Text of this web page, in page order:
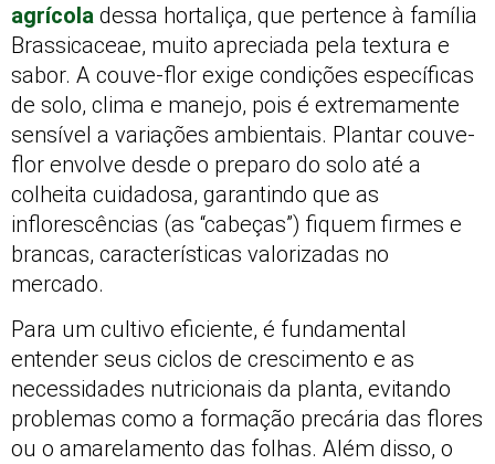
agrícola dessa hortaliça, que pertence à família
Brassicaceae, muito apreciada pela textura e
sabor. A couve-flor exige condições específicas
de solo, clima e manejo, pois é extremamente
sensível a variações ambientais. Plantar couve-
flor envolve desde o preparo do solo até a
colheita cuidadosa, garantindo que as
inflorescências (as “cabeças”) fiquem firmes e
brancas, características valorizadas no
mercado.
Para um cultivo eficiente, é fundamental
entender seus ciclos de crescimento e as
necessidades nutricionais da planta, evitando
problemas como a formação precária das flores
ou o amarelamento das folhas. Além disso, o